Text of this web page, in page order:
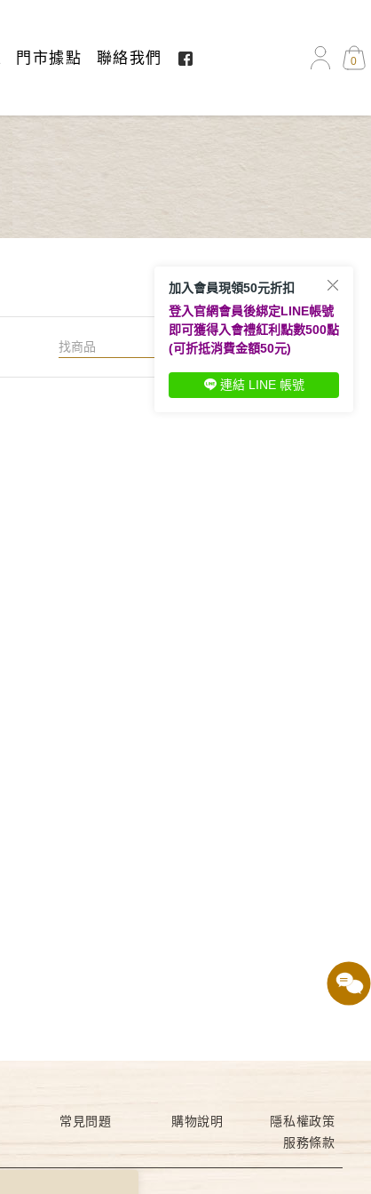
門市據點 聯絡我們 0
搜尋
常見問題 購物說明
隱私權政策
服務條款
加入會員現領50元折扣
登入官網會員後綁定LINE帳號
即可獲得入會禮紅利點數500點
(可折抵消費金額50元)
連結 LINE 帳號